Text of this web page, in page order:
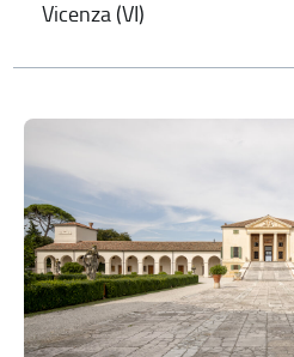
Vicenza (VI)